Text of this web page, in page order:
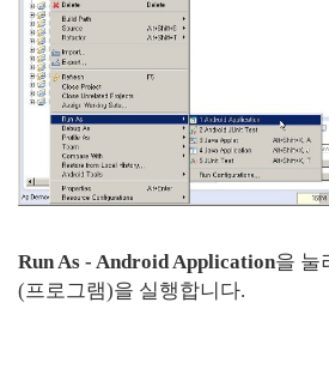
Run As - Android Application을 눌
(프로그램)을 실행합니다.